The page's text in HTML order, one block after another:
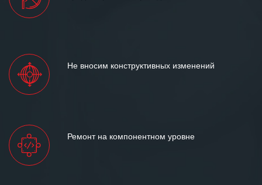
Не вносим конструктивных изменений
Ремонт на компонентном уровне